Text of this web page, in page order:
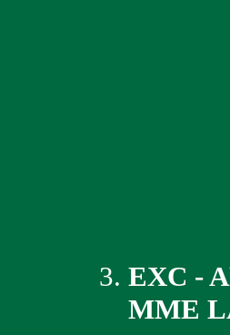
EXC -
MME